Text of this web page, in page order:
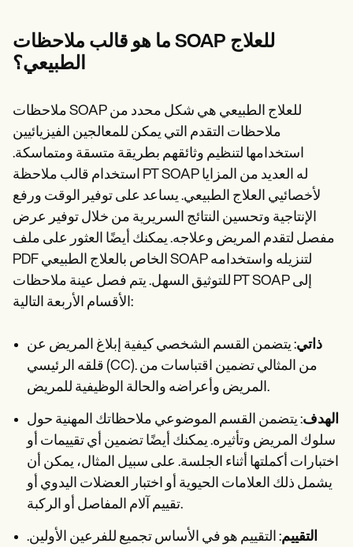
Demos
Training Hub
Webinars
Pricing
Why Carepatron?
Login
Get started
ما هو قالب ملاحظات SOAP للعلاج
الطبيعي؟
ملاحظات SOAP للعلاج الطبيعي هي شكل محدد من
ملاحظات التقدم التي يمكن للمعالجين الفيزيائيين
استخدامها لتنظيم وثائقهم بطريقة متسقة ومتماسكة.
استخدام قالب ملاحظة PT SOAP له العديد من المزايا
لأخصائيي العلاج الطبيعي. يساعد على توفير الوقت ورفع
الإنتاجية وتحسين النتائج السريرية من خلال توفير عرض
مفصل لتقدم المريض وعلاجه. يمكنك أيضًا العثور على ملف
PDF الخاص بالعلاج الطبيعي SOAP لتنزيله واستخدامه
للتوثيق السهل. يتم فصل عينة ملاحظات PT SOAP إلى
الأقسام الأربعة التالية:
ذاتي: يتضمن القسم الشخصي كيفية إبلاغ المريض عن
قلقه الرئيسي (CC). من المثالي تضمين اقتباسات من
المريض وأعراضه والحالة الوظيفية للمريض.
الهدف: يتضمن القسم الموضوعي ملاحظاتك المهنية حول
سلوك المريض وتأثيره. يمكنك أيضًا تضمين أي تقييمات أو
اختبارات أكملتها أثناء الجلسة. على سبيل المثال، يمكن أن
يشمل ذلك العلامات الحيوية أو اختبار العضلات اليدوي أو
تقييم آلام المفاصل أو الركبة.
التقييم: التقييم هو في الأساس تجميع للفرعين الأولين.